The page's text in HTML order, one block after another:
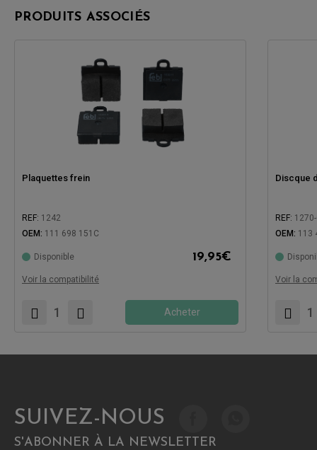
PRODUITS ASSOCIÉS
Plaquettes frein
REF: 1242
OEM: 111 698 151C
Disponible 19,95€
Voir la compatibilité
Compatible avec:
Acheter
Discque
REF:
OEM: 113
Voir la
SUIVEZ-NOUS
S'ABONNER À LA NEWSLETTER